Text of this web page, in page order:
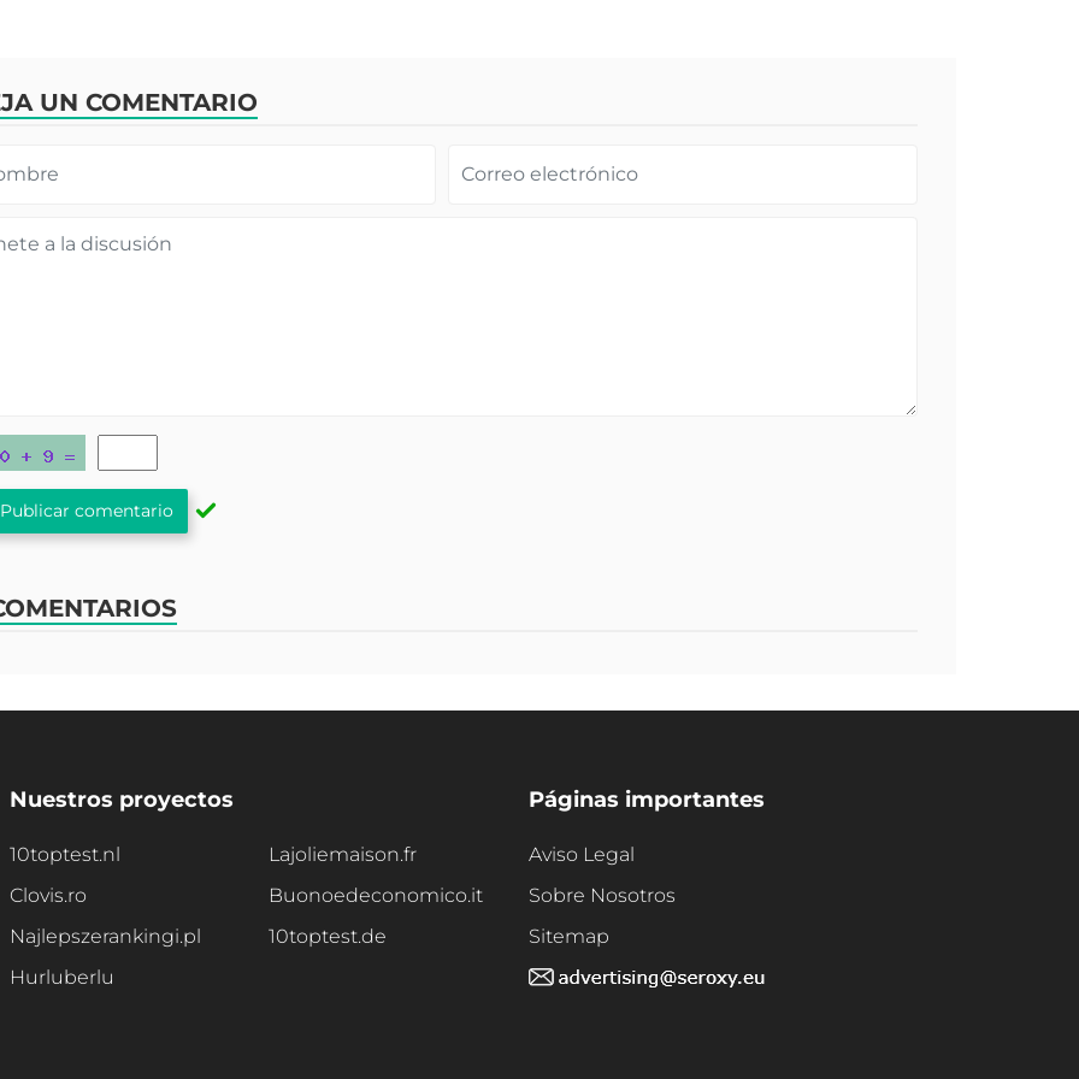
UN COMENTARIO
Publicar comentario
Nuestros proyectos
10toptest.nl
Clovis.ro
Najlepszerankingi.pl
Hurluberlu
Lajoliemaison.fr
Buonoedeconomico.it
10toptest.de
Páginas importantes
Aviso Legal
Sobre Nosotros
Sitemap